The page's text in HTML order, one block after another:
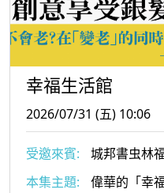
幸福生活館
2026/07/31 (五) 10:06
受邀來賓:
城邦書虫林
本集主題:
偉華的「幸